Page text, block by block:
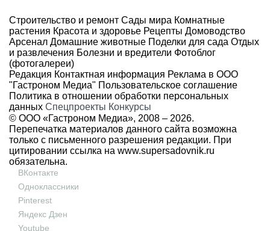
Строительство и ремонт Сады мира Комнатные
растения Красота и здоровье Рецепты Домоводство
Арсенал Домашние животные Поделки для сада Отдых
и развлечения Болезни и вредители Фотоблог
(фотогалереи)
Редакция Контактная информация Реклама в ООО
"Гастроном Медиа" Пользовательское соглашение
Политика в отношении обработки персональных
данных Спецпроекты Конкурсы
© ООО «Гастроном Медиа», 2008 – 2026.
Перепечатка материалов данного сайта возможна
только с письменного разрешения редакции. При
цитировании ссылка на www.supersadovnik.ru
обязательна.
ВКонтакте
Одноклассники
Pinterest
Яндекс Дзен
Youtube